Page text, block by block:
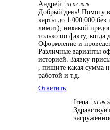
Андрей | 31.07.2026
Добрый день! Помогу
карты до 1.000.000
лимит), никакой
только по факту, когда
Оформление и
Различные варианты
историей. Заявку
, пишите какая сумма
работой и т.д.
Ответить
Irena |